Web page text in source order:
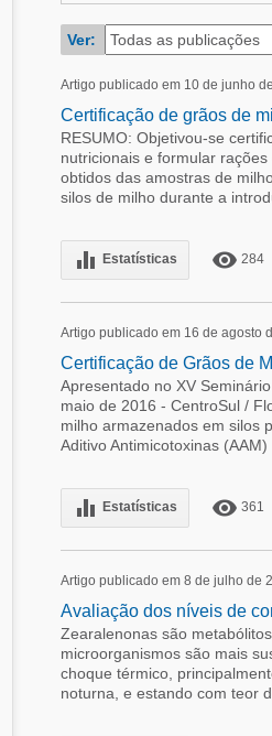
Alimentos - Rações
Pecuária de corte
Pecuária de leite
Micotoxinas
Suinocultura
Mascotas
Ver:
Artigo publicado em 10 de junho
Certificação de grãos de
RESUMO: Objetivou-se
nutricionais e formular
obtidos das amostras de
silos de milho durante a
equalizer Estatísticas remove_red_eye 284
Artigo publicado em 16 de agosto
Certificação de Grãos de
Apresentado no XV
maio de 2016 - CentroSul /
milho armazenados em silos
Aditivo Antimicotoxinas (AAM)
equalizer Estatísticas remove_red_eye 361
Artigo publicado em 8 de julho de
Avaliação dos níveis de
Zearalenonas são
microorganismos são mais
choque térmico,
noturna, e estando com teor